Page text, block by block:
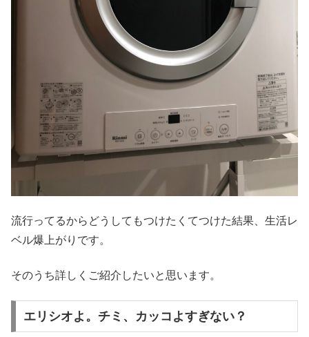
流行ってるからどうしてもつけたくてつけた結果、生活レ
ベル爆上がりです。
そのうち詳しくご紹介したいと思います。
エリシオよ。チミ、カッコよすぎない？